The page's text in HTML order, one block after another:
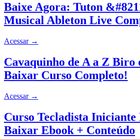
Baixe Agora: Tuton
Musical Ableton Live
Acessar →
Cavaquinho de A a Z Biro
Baixar Curso Completo!
Acessar →
Curso Tecladista
Baixar Ebook + Conteúdo